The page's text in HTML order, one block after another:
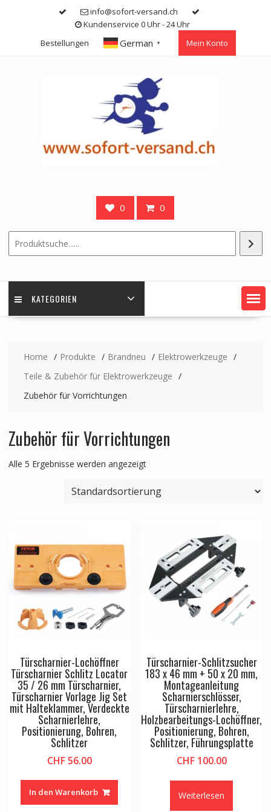
info@sofort-versand.ch
Kundenservice 0 Uhr - 24 Uhr
Bestellungen
German ▼ Mein Konto
0 0
KATEGORIEN
Home Produkte Brandneu
Elektrowerkzeuge
Teile & Zubehör für Elektrowerkzeuge
Zubehör für Vorrichtungen
Zubehör für Vorrichtungen
Alle 5 Ergebnisse werden angezeigt
Türscharnier-Lochöffner
Türscharnier Schlitz Locator
35 / 26 mm Türscharnier,
Türscharnier Vorlage Jig Set
mit Halteklammer, Verdeckte
Scharnierlehre,
Positionierung, Bohren,
Schlitzer
CHF56.00
In den Warenkorb
Türscharnier-Schlitzsucher
183 x 46 mm + 50 x 20 mm,
Montageanleitung
Scharnierschlösser,
Türscharnierlehre,
Holzbearbeitungs-Lochöffner,
Positionierung, Bohren,
Schlitzer, Führungsplatte
CHF100.00
Weiterlesen